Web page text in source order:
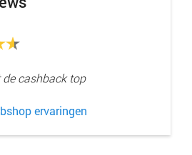
de cashback top
ervaringen